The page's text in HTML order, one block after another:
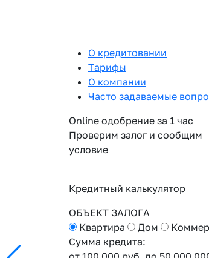
О кредитовании
Тарифы
О компании
Часто задаваемые
Online одобрение за 1 час
Проверим залог и сообщим
условие
Кредитный калькулятор
ОБЪЕКТ ЗАЛОГА
Квартира
Дом
Сумма кредита: